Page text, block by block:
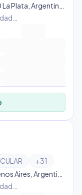
+31